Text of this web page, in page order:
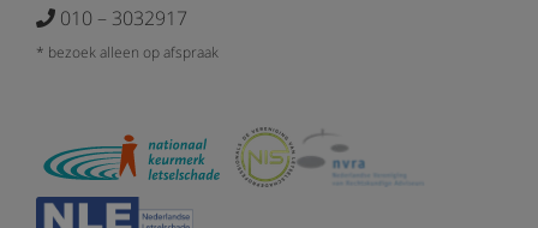
010 – 3032917
* bezoek alleen op afspraak